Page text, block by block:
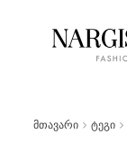
მთავარი ტეგი